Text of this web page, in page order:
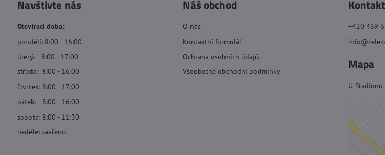
Navštivte nás
Otevírací doba:
pondělí: 8:00 - 16:00
úterý: 8:00 - 17:00
středa: 8:00 - 16:00
čtvrtek: 8:00 - 17:00
pátek: 8:00 - 16:00
sobota: 8:00 - 11:30
neděle: zavřeno
Náš obchod
O nás
Kontaktní formulář
Ochrana osobních údajů
Všeobecné obchodní podmínky
Kontakt
+420 469
Mapa
U